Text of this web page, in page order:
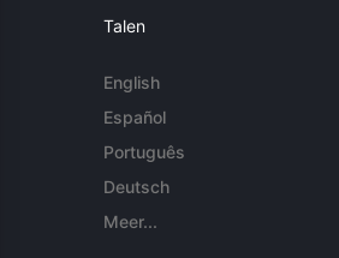
Talen
English
Español
Português
Deutsch
Meer...